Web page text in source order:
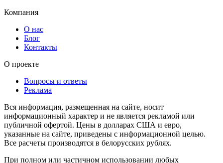
Компания
О нас
Блог
Контакты
О проекте
Вопросы и ответы
Реклама
Вся информация, размещенная на сайте, носит
информационный характер и не является рекламой или
публичной офертой. Цены в долларах США и евро,
указанные на сайте, приведены с информационной целью.
Все расчеты производятся в белорусских рублях.
При полном или частичном использовании любых